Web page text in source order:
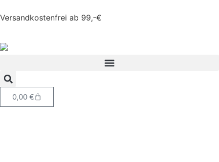
Versandkostenfrei ab 99,-€
0,00 €